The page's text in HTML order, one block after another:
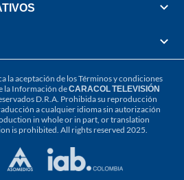
la aceptación de losTérminos y condiciones
la Información deCARACOL TELEVISIÓN
D.R.A. Prohibida su reproducción
a cualquier idioma sin autorización
in whole or in part, or translation
is prohibited. All rights reserved 2025.